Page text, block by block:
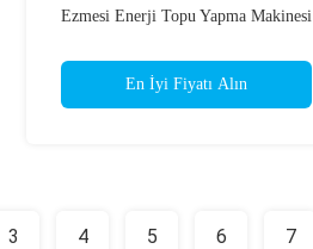
Ezmesi Enerji Topu Yapma Makinesi
En İyi Fiyatı Alın
3 4 5 6 7